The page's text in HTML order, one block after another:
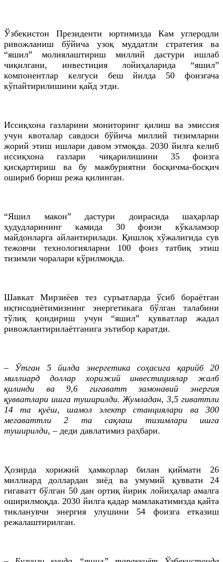
Ўзбекистон Президенти юртимизда Кам углеродли
ривожланиш бўйича узоқ муддатли стратегия ва
“яшил” молиялаштириш миллий дастури ишлаб
чиқилгани, инвестиция лойиҳаларида “яшил”
компонентлар келгуси беш йилда 50 фоизгача
кўпайтирилишини қайд этди.
Иссиқхона газларини мониторинг қилиш ва эмиссия
учун квоталар савдоси бўйича миллий тизимларни
жорий этиш ишлари давом этмоқда. 2030 йилга келиб
иссиқхона газлари чиқарилишини 35 фоизга
қисқартириш ва бу мажбуриятни босқичма-босқич
ошириб бориш режа қилинган.
“Яшил макон” дастури доирасида шаҳарлар
ҳудудларининг камида 30 фоизи кўкаламзор
майдонларга айлантирилади. Қишлоқ хўжалигида сув
тежовчи технологияларни 100 фоиз татбиқ этиш
тизимли чоралари кўрилмоқда.
Шавкат Мирзиёев тез суръатларда ўсиб бораётган
иқтисодиётимизнинг энергетикага бўлган талабини
тўлиқ қондириш учун “яшил” қувватлар жадал
ривожлантирилаётганига эътибор қаратди.
– Ўтган 5 йилда энергетика соҳасига қарийб 20
миллиард доллар хорижий инвестициялар жалб
қилинди ва 9,6 гигаватт замонавий энергия
қувватлари ишга туширилди. Жумладан, 3,5 гиваттли
14 та қуёш, шамол электр станциялари ва 300
мегаваттли 2 та сақлаш тизимлари ишга
туширилди, – деди давлатимиз раҳбари.
Ҳозирда хорижий ҳамкорлар билан қиймати 26
миллиард доллардан зиёд ва умумий қуввати 24
гигаватт бўлган 50 дан ортиқ йирик лойиҳалар амалга
оширилмоқда. 2030 йилга қадар мамлакатимизда қайта
тикланувчи энергия улушини 54 фоизга етказиш
режалаштирилган.